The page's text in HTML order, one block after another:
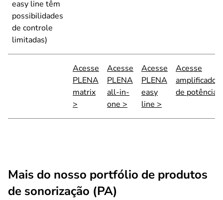
easy line têm
possibilidades
de controle
limitadas)
Acesse
PLENA
matrix
>
Acesse
PLENA
all-in-
one >
Acesse
PLENA
easy
line >
Acesse
de potência
Mais do nosso portfólio de produtos
de sonorização (PA)